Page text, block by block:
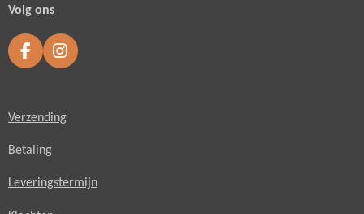
Volg ons
F
a
b
o
I
n
a
m
Verzending
Betaling
Leveringstermijn